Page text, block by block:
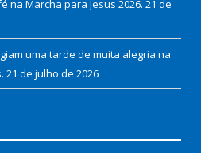
na Marcha para Jesus 2026. 21 de
uma tarde de muita alegria na
21 de julho de 2026